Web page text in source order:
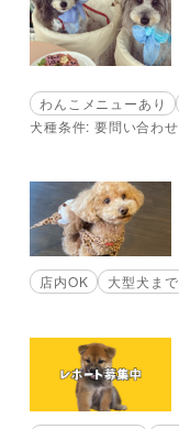
わんこメニューあり
犬種条件: 要問い合わせ
店内OK 大型犬まで